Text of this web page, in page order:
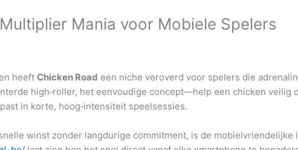
Mania voor Mobiele Spelers
heeft Chicken Road een niche veroverd voor spelers die
high‑roller, het eenvoudige concept—help een chicken
in korte, hoog‑intensiteit speelsessies.
winst zonder langdurige commitment, is de